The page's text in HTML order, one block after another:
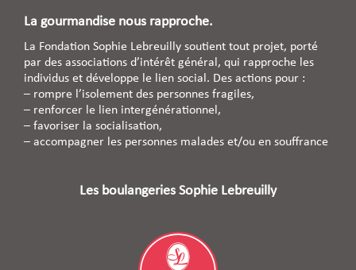
La gourmandise nous rapproche.
La Fondation Sophie Lebreuilly soutient tout projet, porté
par des associations d’intérêt général, qui rapproche les
individus et développe le lien social. Des actions pour :
– rompre l’isolement des personnes fragiles,
– renforcer le lien intergénérationnel,
– favoriser la socialisation,
– accompagner les personnes malades et/ou en souffrance
Les boulangeries Sophie Lebreuilly